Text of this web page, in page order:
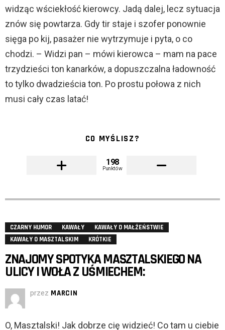
widząc wściekłość kierowcy. Jadą dalej, lecz sytuacja
znów się powtarza. Gdy tir staje i szofer ponownie
sięga po kij, pasażer nie wytrzymuje i pyta, o co
chodzi. – Widzi pan – mówi kierowca – mam na pace
trzydzieści ton kanarków, a dopuszczalna ładowność
to tylko dwadzieścia ton. Po prostu połowa z nich
musi cały czas latać!
CO MYŚLISZ?
198
Punktów
CZARNY HUMOR KAWAŁY
KAWAŁY O MAŁŻEŃSTWIE
KAWAŁY O MASZTALSKIM
KRÓTKIE
ZNAJOMY SPOTYKA MASZTALSKIEGO NA
ULICY I WOŁA Z UŚMIECHEM:
przez MARCIN
O, Masztalski! Jak dobrze cię widzieć! Co tam u ciebie